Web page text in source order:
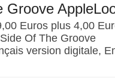
Groove
Euros plus 4,00
Of The Groove
version digitale,